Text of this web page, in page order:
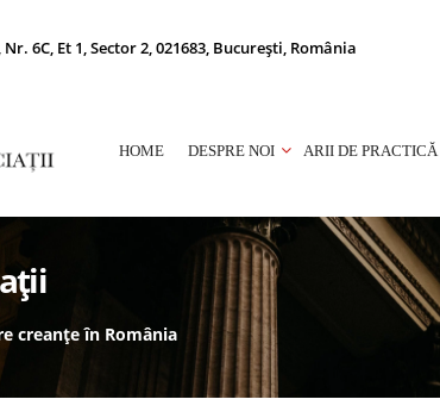
6C, Et 1, Sector 2, 021683, București, România
HOME DESPRE NOI ARII DE PRACTICĂ
creanțe în România